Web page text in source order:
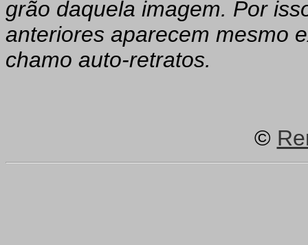
grão daquela imagem. Por
anteriores aparecem mesmo
chamo auto-retratos.
©